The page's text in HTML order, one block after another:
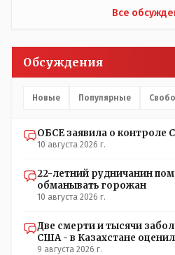
границе с испанией ввводить
брюсель обсуждает что новые
крупные игроки а мелочь
штекера для вилок вводит
франции вообще под шконкой,
надуманным предлогом и не
чтоли свобода слова и
прямого владения и
субсидий, что ограничивает
под контролем чужого
которые выстраивают свой
являются по сути агентами
добывает ресурсы себе
или СМИ с непрозрачными
Все
Обсуждения
Новые Популярные
ОБСЕ заявила о контроле
10 августа 2026 г.
22-летний рудничанин
обманывать горожан
10 августа 2026 г.
Две смерти и тысячи
США - в Казахстане
9 августа 2026 г.